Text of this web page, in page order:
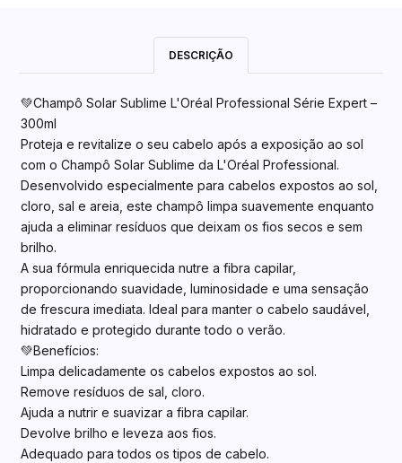
DESCRIÇÃO
💚Champô Solar Sublime L'Oréal Professional Série Expert –
300ml
Proteja e revitalize o seu cabelo após a exposição ao sol
com o Champô Solar Sublime da L'Oréal Professional.
Desenvolvido especialmente para cabelos expostos ao sol,
cloro, sal e areia, este champô limpa suavemente enquanto
ajuda a eliminar resíduos que deixam os fios secos e sem
brilho.
A sua fórmula enriquecida nutre a fibra capilar,
proporcionando suavidade, luminosidade e uma sensação
de frescura imediata. Ideal para manter o cabelo saudável,
hidratado e protegido durante todo o verão.
💚Benefícios:
Limpa delicadamente os cabelos expostos ao sol.
Remove resíduos de sal, cloro.
Ajuda a nutrir e suavizar a fibra capilar.
Devolve brilho e leveza aos fios.
Adequado para todos os tipos de cabelo.